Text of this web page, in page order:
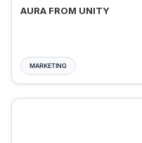
AURA FROM UNITY
MARKETING